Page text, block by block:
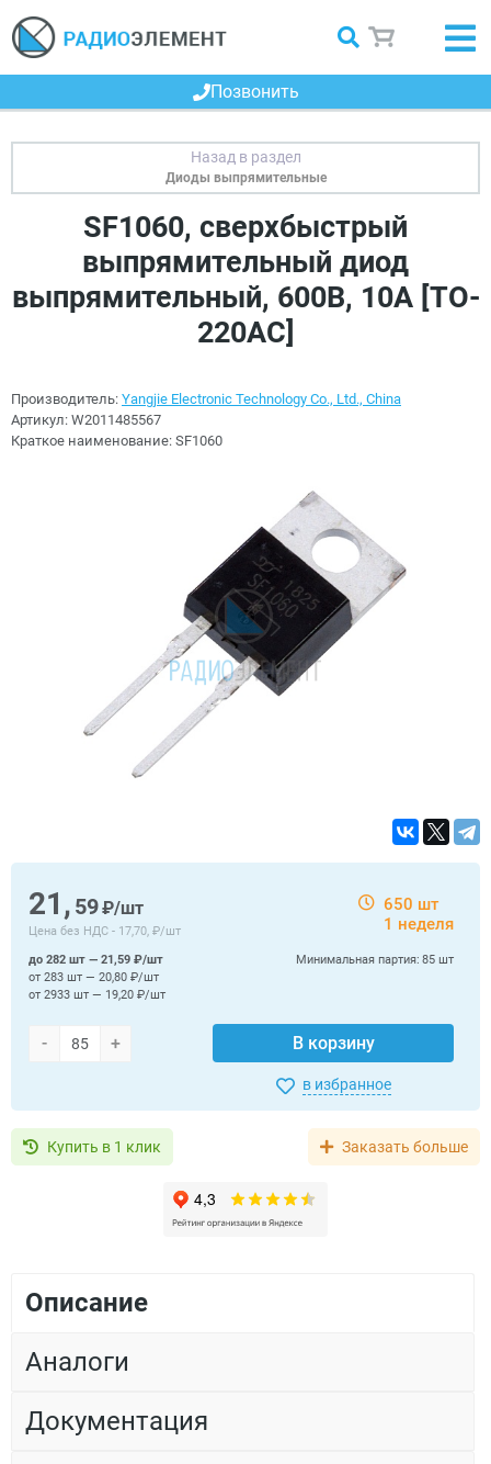
Позвонить
Диоды выпрямительные
SF1060, сверхбыстрый
выпрямительный диод
выпрямительный, 600В, 10А [TO-
220AC]
Производитель: Yangjie Electronic Technology Co., Ltd., China
Артикул: W2011485567
Краткое наименование: SF1060
21, 59₽/шт
Цена без НДС - 17,70, ₽/шт
650 шт
1 неделя
- + В корзину
Минимальная партия: 85 шт
до 282 шт — 21,59 ₽/шт
от 283 шт — 20,80 ₽/шт
от 2933 шт — 19,20 ₽/шт
в избранное
Купить в 1 клик Заказать больше
Описание
Аналоги
Документация